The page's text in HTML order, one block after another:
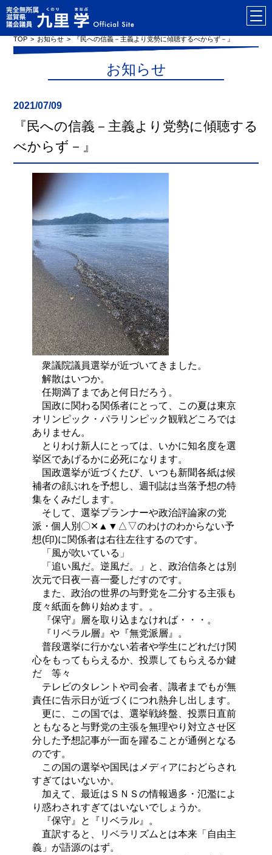
TOP お知らせ 『民への信義－主義より党勢に傾聴するべからず－』
お知らせ
2021/07/09
『民への信義－主義より党勢に傾聴する
べからず－』
衆議院議員選挙が近づいてきました。
解散はいつか。
任期満了まであと何日だろう。
国政に関わる関係者にとって、この夏は東京
オリンピック・パラリンピック観戦どころでは
ありません。
とりわけ新人にとっては、いかに知名度を選
挙区であげるかに必死になります。
国政選挙が近づくたび、いつも新聞各紙は候
補者の顔ぶれを予想し、週刊誌は当落予想の特
集をくみだします。
そして、選挙プランナーや政治評論家の党
派・個人別〇✕▲▼△▽のわけのわからない予
想(印)に関係者は右往左往するのです。
「風が吹いている」
「追い風だ。逆風だ。」と、政治信条とは別
次元で日夜一喜一憂しだすのです。
また、政治の世界の与野党を二分する主張も
度々紙面を飾り始めます。。
『保守』層を取り込まなければ・・・。
『リベラル層』や『無党派層』。
普段選挙に行かない若者や学生にどれだけ関
心をもってもらえるか、投票してもらえるか鍵
だ 等々
テレビのタレントや司会者、識者までもが無
責任に告示日が近づくにつれ熱弁し出します。
更に、この国では、選挙戦終盤、投票日直前
ともなると与野党の主張を無理やり対立させ区
分した予想記事が一面を躍ることが通例となる
のです。
この国の選挙や国民はメディアにおどらされ
すぎてはいないか。
加えて、最近はＳＮＳの情報過多・氾濫によ
り惑わされすぎてはいないでしょうか。
『保守』と『リベラル』。
直訳すると、リベラリズムとは本来「自由主
義」が語源のはず。